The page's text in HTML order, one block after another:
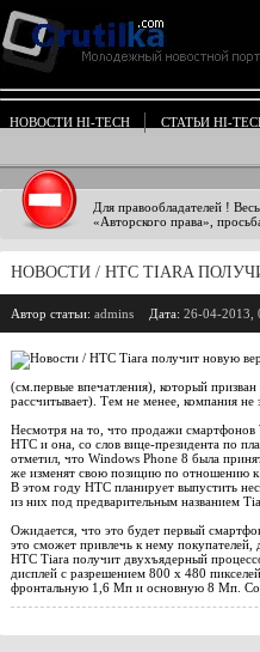
НОВОСТИ HI-TECH СТАТЬИ HI-
Для правообладателей !
«Авторского права»,
НОВОСТИ / HTC TIARA
Автор статьи: admins Дата: 26-04-2013,
(см.первые впечатления), который
рассчитывает). Тем не менее, компания не
Несмотря на то, что продажи смартфонов
HTC и она, со слов вице-президента по
отметил, что Windows Phone 8 была
же изменят свою позицию по отношению к
В этом году HTC планирует выпустить
из них под предварительным названием
Ожидается, что это будет первый
это сможет привлечь к нему
HTC Tiara получит двухъядерный
дисплей с разрешением 800 х 480
фронтальную 1,6 Мп и основную 8 Мп.